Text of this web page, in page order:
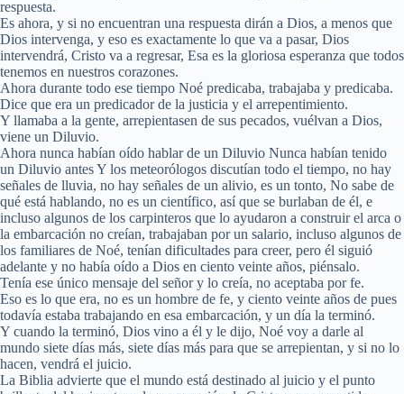
respuesta.
Es ahora, y si no encuentran una respuesta dirán a Dios, a menos que
Dios intervenga, y eso es exactamente lo que va a pasar, Dios
intervendrá, Cristo va a regresar, Esa es la gloriosa esperanza que todos
tenemos en nuestros corazones.
Ahora durante todo ese tiempo Noé predicaba, trabajaba y predicaba.
Dice que era un predicador de la justicia y el arrepentimiento.
Y llamaba a la gente, arrepientasen de sus pecados, vuélvan a Dios,
viene un Diluvio.
Ahora nunca habían oído hablar de un Diluvio Nunca habían tenido
un Diluvio antes Y los meteorólogos discutían todo el tiempo, no hay
señales de lluvia, no hay señales de un alivio, es un tonto, No sabe de
qué está hablando, no es un científico, así que se burlaban de él, e
incluso algunos de los carpinteros que lo ayudaron a construir el arca o
la embarcación no creían, trabajaban por un salario, incluso algunos de
los familiares de Noé, tenían dificultades para creer, pero él siguió
adelante y no había oído a Dios en ciento veinte años, piénsalo.
Tenía ese único mensaje del señor y lo creía, no aceptaba por fe.
Eso es lo que era, no es un hombre de fe, y ciento veinte años de pues
todavía estaba trabajando en esa embarcación, y un día la terminó.
Y cuando la terminó, Dios vino a él y le dijo, Noé voy a darle al
mundo siete días más, siete días más para que se arrepientan, y si no lo
hacen, vendrá el juicio.
La Biblia advierte que el mundo está destinado al juicio y el punto